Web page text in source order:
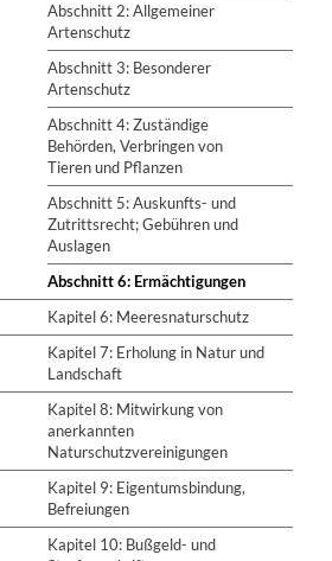
Abschnitt 2: Allgemeiner
Artenschutz
Abschnitt 3: Besonderer
Artenschutz
Abschnitt 4: Zuständige
Behörden, Verbringen von
Tieren und Pflanzen
Abschnitt 5: Auskunfts- und
Zutrittsrecht; Gebühren und
Auslagen
Abschnitt 6: Ermächtigungen
Kapitel 6: Meeresnaturschutz
Kapitel 7: Erholung in Natur und
Landschaft
Kapitel 8: Mitwirkung von
anerkannten
Naturschutzvereinigungen
Kapitel 9: Eigentumsbindung,
Befreiungen
Kapitel 10: Bußgeld- und